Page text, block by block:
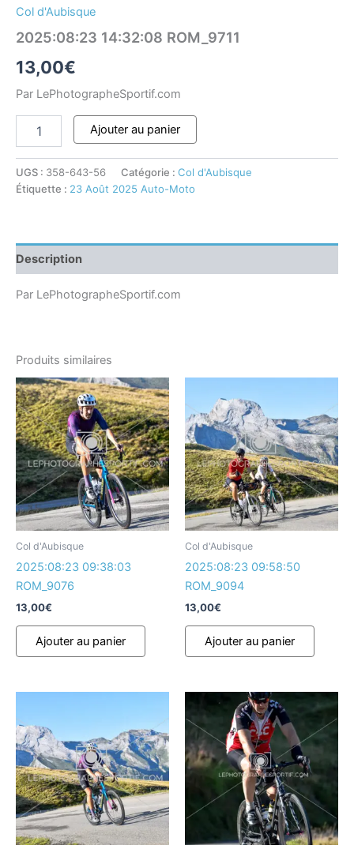
Col d'Aubisque
2025:08:23 14:32:08 ROM_9711
13,00€
Par LePhotographeSportif.com
Ajouter au panier
UGS : 358-643-56 Catégorie : Col d'Aubisque
Étiquette : 23 Août 2025 Auto-Moto
Description
Par LePhotographeSportif.com
Produits similaires
Col d'Aubisque
2025:08:23 09:38:03
ROM_9076
13,00€
Ajouter au panier
Col d'Aubisque
2025:08:23 09:58:50
ROM_9094
13,00€
Ajouter au panier